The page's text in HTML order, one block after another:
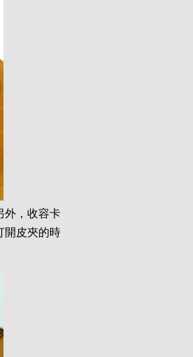
外，收容卡
開皮夾的時